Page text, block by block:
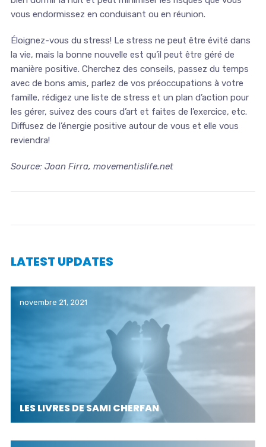
vous endormissez en conduisant ou en réunion.
Éloignez-vous du stress! Le stress ne peut être évité dans
la vie, mais la bonne nouvelle est qu’il peut être géré de
manière positive. Cherchez des conseils, passez du temps
avec de bons amis, parlez de vos préoccupations à votre
famille, rédigez une liste de stress et un plan d’action pour
les gérer, suivez des cours d’art et faites de l’exercice, etc.
Diffusez de l’énergie positive autour de vous et elle vous
reviendra!
Source: Joan Firra, movementislife.net
LATEST UPDATES
novembre 21, 2021
LES LIVRES DE SAMI CHERFAN